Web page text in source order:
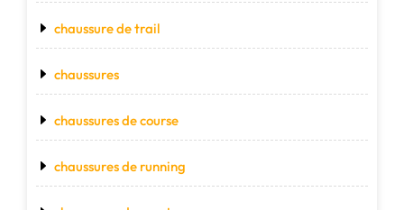
chaussure de trail
chaussures
chaussures de course
chaussures de running